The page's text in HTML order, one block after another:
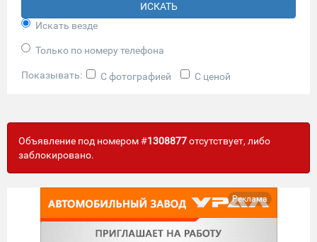
ИСКАТЬ
Искать везде
Только по номеру телефона
Показывать: С фотографией С ценой
Объявление под номером #1308877отсутствует, либо
заблокировано.
Реклама